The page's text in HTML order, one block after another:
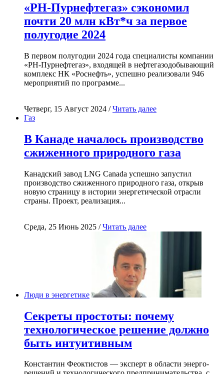
«РН-Пурнефтегаз» сэкономил
почти 20 млн кВт*ч за первое
полугодие 2024
В первом полугодии 2024 года специалисты компании
«РН-Пурнефтегаз», входящей в нефтегазодобывающий
комплекс НК «Роснефть», успешно реализовали 946
мероприятий по программе...
Четверг, 15 Август 2024 /Читать далее
Газ
В Канаде началось производство
сжиженного природного газа
Канадский завод LNG Canada успешно запустил
производство сжиженного природного газа, открыв
новую страницу в истории энергетической отрасли
страны. Проект, реализация...
Среда, 25 Июнь 2025 /Читать далее
Люди в энергетике
Секреты простоты: почему
технологическое решение должно
быть интуитивным
Константин Феоктистов — эксперт в области энерго-